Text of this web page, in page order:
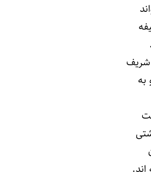
شریف
به